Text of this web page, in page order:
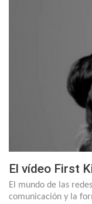
El vídeo First
El mundo de las
comunicación y la